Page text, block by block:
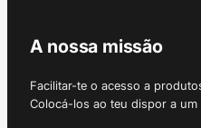
A nossa missão
Facilitar-te o acesso a
Colocá-los ao teu dispor a